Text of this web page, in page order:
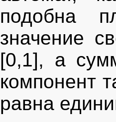
подобна
значение
[0,1], а
компонент
равна